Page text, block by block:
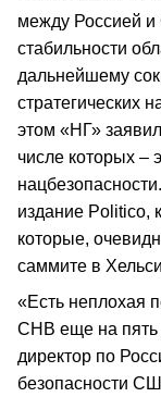
между Россией и
стабильности
дальнейшему
стратегических
этом «НГ»
числе которых –
издание Politico,
которые,
саммите в
«Есть неплохая
СНВ еще на пять
директор по
безопасности